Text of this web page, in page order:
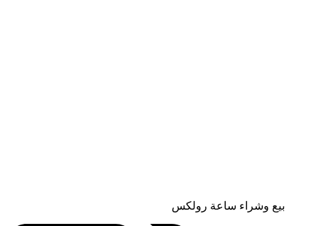
بيع وشراء ساعة رولكس